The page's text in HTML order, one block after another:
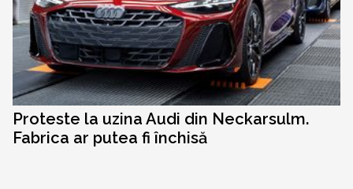
Proteste la uzina Audi din Neckarsulm.
Fabrica ar putea fi închisă